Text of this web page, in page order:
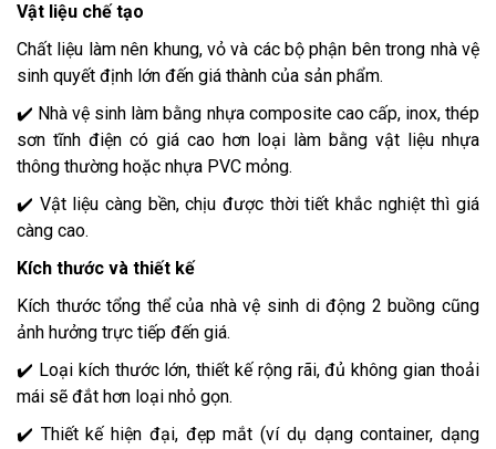
Vật liệu chế tạo
Chất liệu làm nên khung, vỏ và các bộ phận bên trong nhà vệ
sinh quyết định lớn đến giá thành của sản phẩm.
✔️ Nhà vệ sinh làm bằng nhựa composite cao cấp, inox, thép
sơn tĩnh điện có giá cao hơn loại làm bằng vật liệu nhựa
thông thường hoặc nhựa PVC mỏng.
✔️ Vật liệu càng bền, chịu được thời tiết khắc nghiệt thì giá
càng cao.
Kích thước và thiết kế
Kích thước tổng thể của nhà vệ sinh di động 2 buồng cũng
ảnh hưởng trực tiếp đến giá.
✔️ Loại kích thước lớn, thiết kế rộng rãi, đủ không gian thoải
mái sẽ đắt hơn loại nhỏ gọn.
✔️ Thiết kế hiện đại, đẹp mắt (ví dụ dạng container, dạng